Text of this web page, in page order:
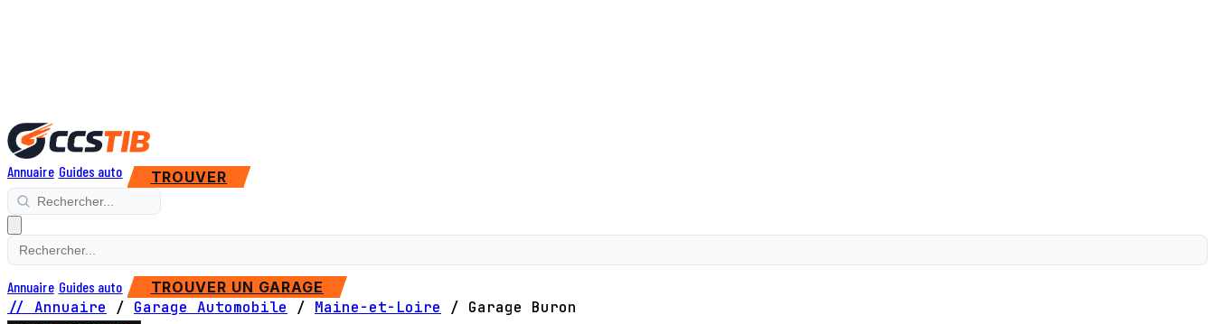
Annuaire Guides auto TROUVER
Annuaire Guides auto TROUVER UN GARAGE
// Annuaire / Garage Automobile / Maine-et-Loire / Garage Buron